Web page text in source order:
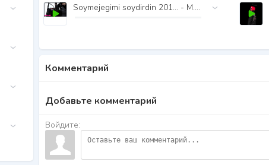
Soymejegimi soydirdin 201... - M.ReP ft Gulnabat S. ft Daygo
Комментарий
Добавьте комментарий
Войдите: